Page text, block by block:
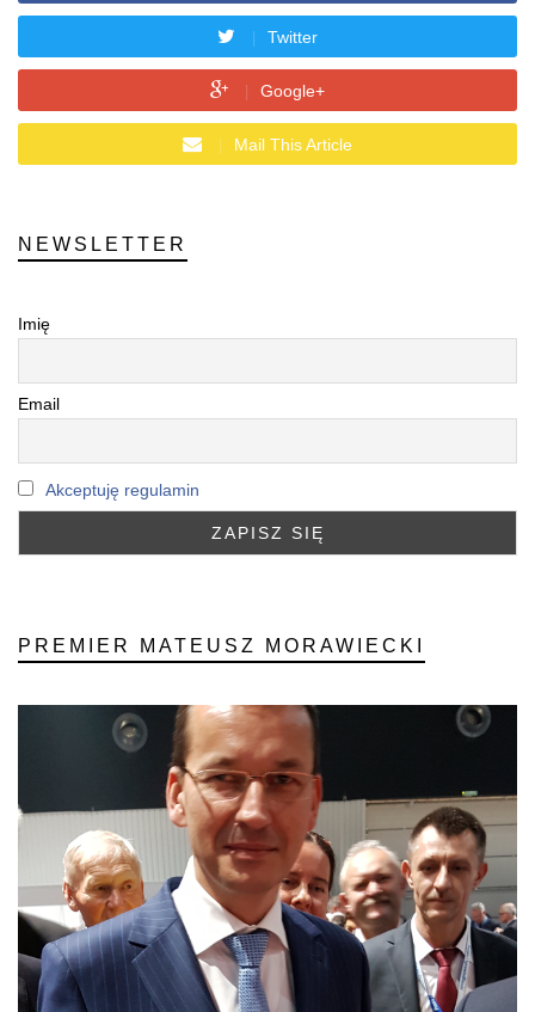
Twitter
Google+
Mail This Article
NEWSLETTER
Imię
Email
Akceptuję regulamin
PREMIER MATEUSZ MORAWIECKI